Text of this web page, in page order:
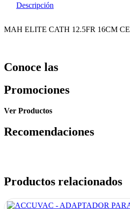
Descripción
MAH ELITE CATH 12.5FR 16CM CE
Conoce las
Promociones
Ver Productos
Recomendaciones
Productos relacionados